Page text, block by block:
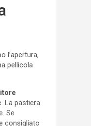
l’apertura,
pellicola
La pastiera
Se
consigliato